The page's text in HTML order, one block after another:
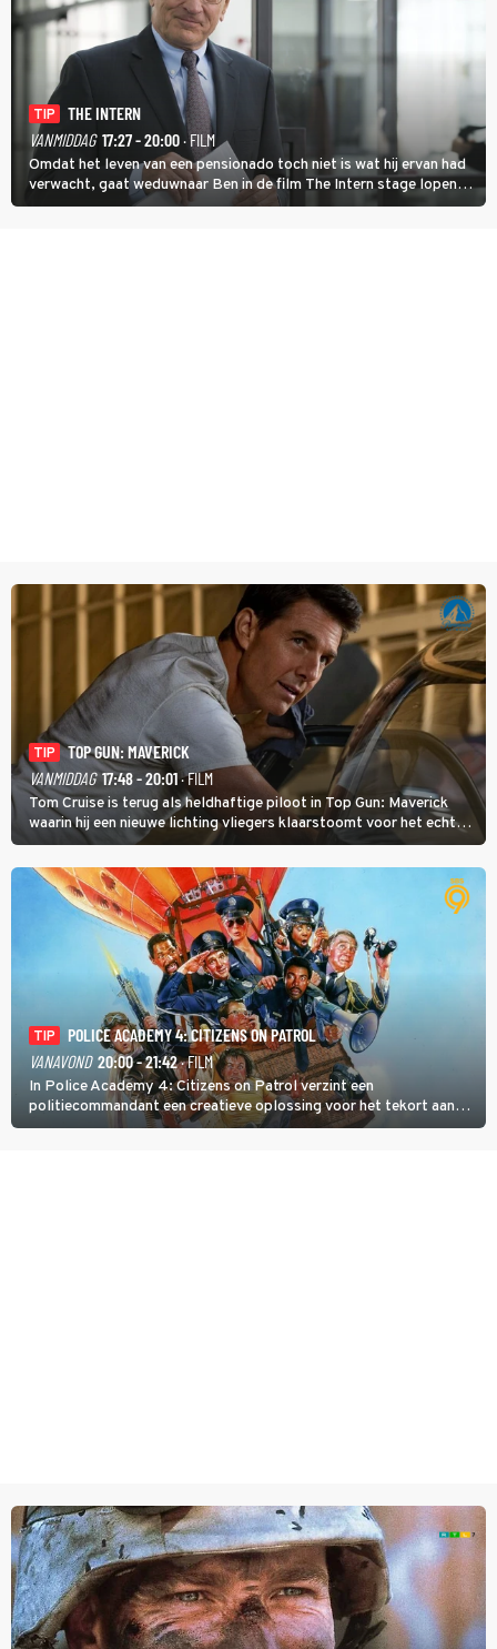
TIP
THE INTERN
VANMIDDAG 17:27 - 20:00· FILM
Omdat het leven van een pensionado toch niet is wat hij ervan had
verwacht, gaat weduwnaar Ben in de film The Intern stage lopen
bij de hippe webwinkel van Jules, wat een gouden zet blijkt te zijn.
TIP
TOP GUN: MAVERICK
VANMIDDAG 17:48 - 20:01· FILM
Tom Cruise is terug als heldhaftige piloot in Top Gun: Maverick
waarin hij een nieuwe lichting vliegers klaarstoomt voor het echte
werk.
TIP
POLICE ACADEMY 4: CITIZENS ON PATROL
VANAVOND 20:00 - 21:42· FILM
In Police Academy 4: Citizens on Patrol verzint een
politiecommandant een creatieve oplossing voor het tekort aan
agenten.